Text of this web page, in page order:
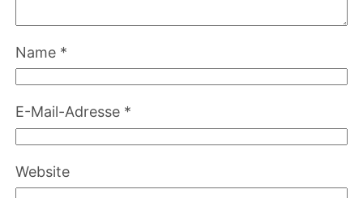
Name *
E-Mail-Adresse *
Website